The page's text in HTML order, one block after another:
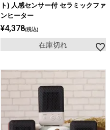
ト) 人感センサー付 セラミックファ
ンヒーター
¥4,378 税込
在庫切れ